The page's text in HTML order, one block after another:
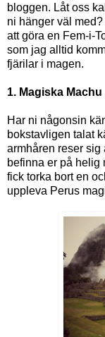
bloggen. Låt oss
ni hänger väl
att göra en Fem-i-
som jag alltid
fjärilar i magen.
1. Magiska
Har ni någonsin
bokstavligen talat
armhåren reser
befinna er på helig
fick torka bort en
uppleva Perus